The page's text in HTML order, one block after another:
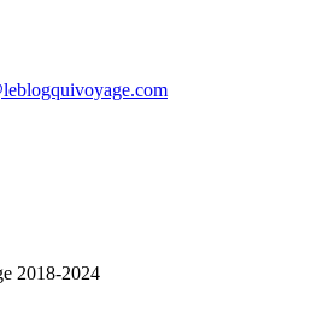
2018-2024